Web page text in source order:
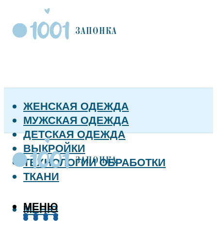
ЖЕНСКАЯ ОДЕЖДА
МУЖСКАЯ ОДЕЖДА
ДЕТСКАЯ ОДЕЖДА
ВЫКРОЙКИ
ТЕХНОЛОГИИ ОБРАБОТКИ
ТКАНИ
МЕНЮ
МЕНЮ